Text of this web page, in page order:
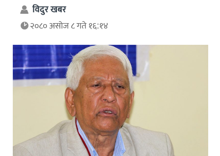
विदुर खबर
२०८० असोज ८ गते १६:१४